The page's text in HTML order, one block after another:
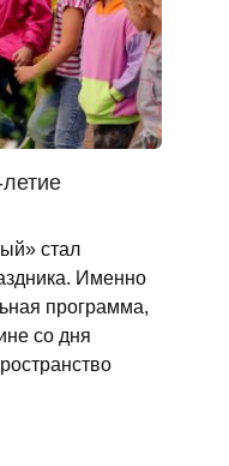
стал
Именно
программа,
со дня